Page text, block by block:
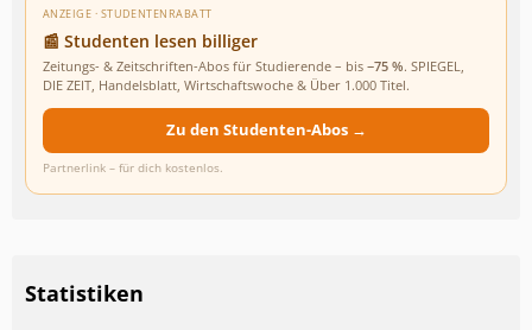
ANZEIGE · STUDENTENRABATT
📰 Studenten lesen billiger
Zeitungs- & Zeitschriften-Abos für Studierende – bis −75 %. SPIEGEL,
DIE ZEIT, Handelsblatt, Wirtschaftswoche & Über 1.000 Titel.
Zu den Studenten-Abos →
Partnerlink – für dich kostenlos.
Statistiken